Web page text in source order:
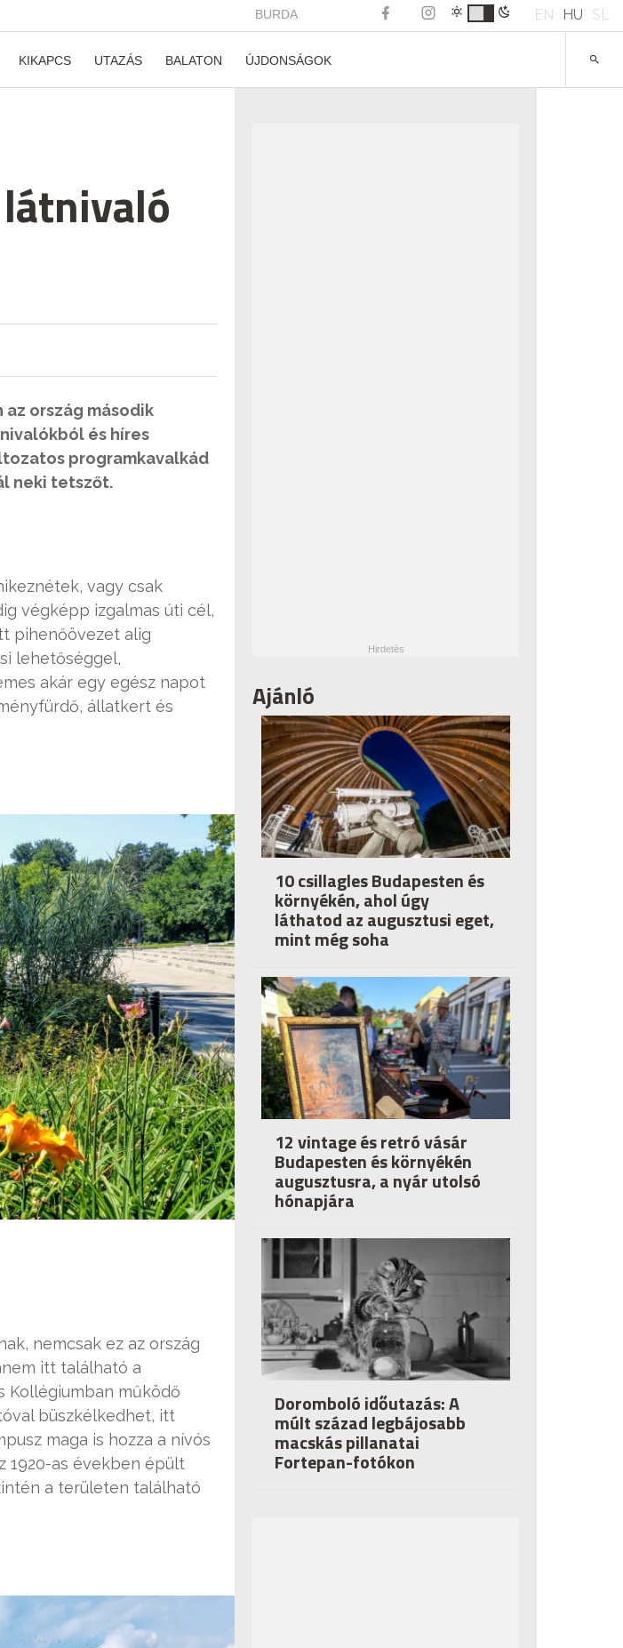
BURDA EN HU SL
KIKAPCS UTAZÁS BALATON ÚJDONSÁGOK
ország második
és híres
programkavalkád
neki tetszőt.
vagy csak
végképp izgalmas úti cél,
pihenőövezet alig
lehetőséggel,
akár egy egész napot
állatkert és
nemcsak ez az ország
itt található a
Kollégiumban működő
büszkélkedhet, itt
maga is hozza a nívós
1920-as években épült
a területen található
Ajánló
10 csillagles Budapesten és
környékén, ahol úgy
láthatod az augusztusi eget,
mint még soha
12 vintage és retró vásár
Budapesten és környékén
augusztusra, a nyár utolsó
hónapjára
Doromboló időutazás: A
múlt század legbájosabb
macskás pillanatai
Fortepan-fotókon